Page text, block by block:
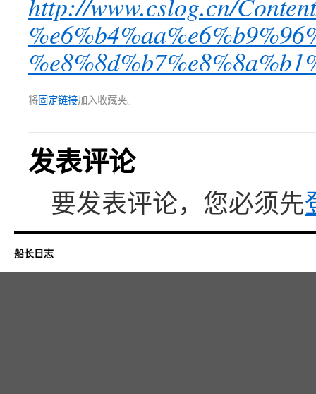
将固定链接加入收藏夹。
发表评论
要发表评论，您必须先
船长日志